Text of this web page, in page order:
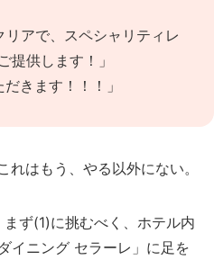
アで、スペシャリティレ
提供します！」
きます！！！」
はもう、やる以外にない。
ず(1)に挑むべく、ホテル内
イニング セラーレ」に足を